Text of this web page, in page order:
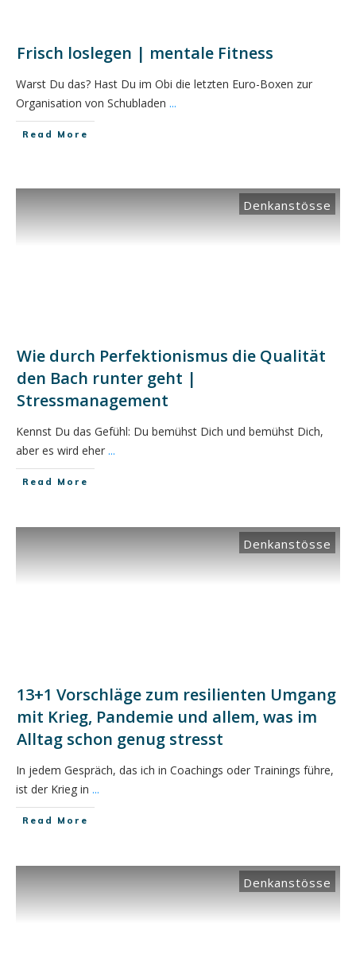
Frisch loslegen | mentale Fitness
Warst Du das? Hast Du im Obi die letzten Euro-Boxen zur
Organisation von Schubladen ...
​Read More
Denkanstösse
Wie durch Perfektionismus die Qualität
den Bach runter geht |
Stressmanagement
Kennst Du das Gefühl: Du bemühst Dich und bemühst Dich,
aber es wird eher ...
​Read More
Denkanstösse
13+1 Vorschläge zum resilienten Umgang
mit Krieg, Pandemie und allem, was im
Alltag schon genug stresst
In jedem Gespräch, das ich in Coachings oder Trainings führe,
ist der Krieg in ...
​Read More
Denkanstösse